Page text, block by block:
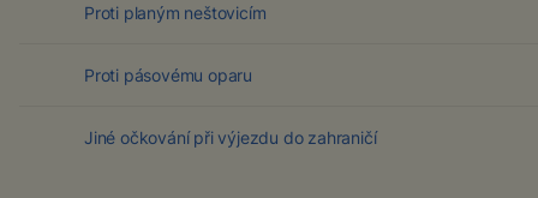
Proti planým neštovicím
Proti pásovému oparu
Jiné očkování při výjezdu do zahraničí